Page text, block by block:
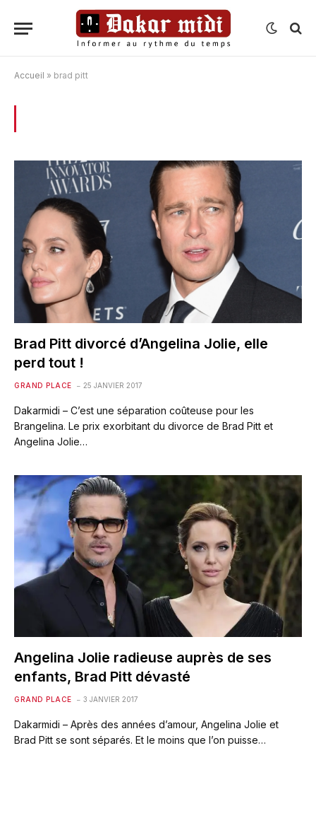
Accueil » brad pitt
Brad Pitt divorcé d’Angelina Jolie, elle
perd tout !
GRAND PLACE 25 JANVIER 2017
Dakarmidi – C’est une séparation coûteuse pour les
Brangelina. Le prix exorbitant du divorce de Brad Pitt et
Angelina Jolie…
Angelina Jolie radieuse auprès de ses
enfants, Brad Pitt dévasté
GRAND PLACE 3 JANVIER 2017
Dakarmidi – Après des années d’amour, Angelina Jolie et
Brad Pitt se sont séparés. Et le moins que l’on puisse…